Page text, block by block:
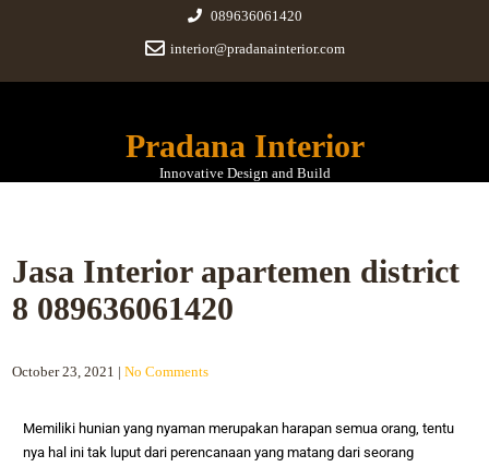
089636061420
interior@pradanainterior.com
Pradana Interior
Innovative Design and Build
Jasa Interior apartemen district
8 089636061420
October 23, 2021 |No Comments
Memiliki hunian yang nyaman merupakan harapan semua orang, tentu
nya hal ini tak luput dari perencanaan yang matang dari seorang